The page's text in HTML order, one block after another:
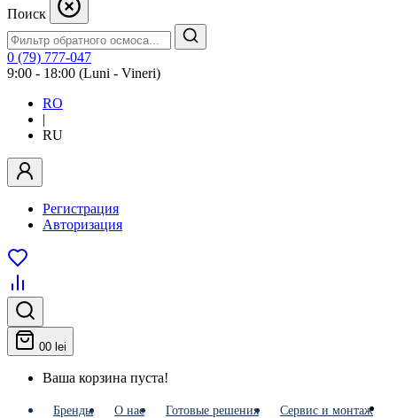
Поиск
0 (79) 777-047
9:00 - 18:00 (Luni - Vineri)
RO
|
RU
Регистрация
Авторизация
00 lei
Ваша корзина пуста!
Бренды О нас Готовые решения
Сервис и монтаж